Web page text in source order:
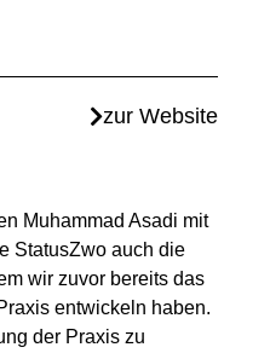
zur Website
Muhammad Asadi mit
StatusZwo auch die
wir zuvor bereits das
entwickeln haben.
der Praxis zu